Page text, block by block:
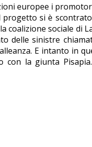
europee i
progetto si è
coalizione sociale di
delle sinistre
E intanto in
con la giunta